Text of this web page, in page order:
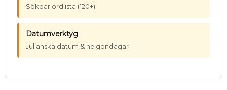
Sökbar ordlista (120+)
Datumverktyg
Julianska datum & helgondagar